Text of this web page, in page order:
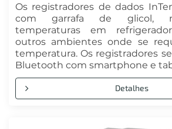
Os registradores de dados
com garrafa de glicol,
temperaturas em
outros ambientes onde se
temperatura. Os registradores
Bluetooth com smartphone e
Detalhes